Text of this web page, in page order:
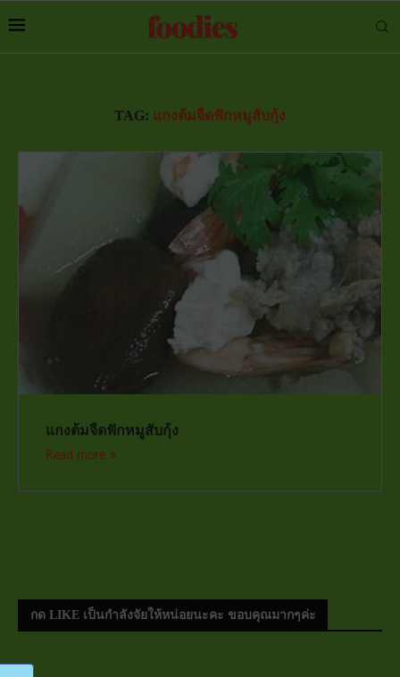
TAG: แกงต้มจืดฟักหมูสับกุ้ง
แกงต้มจืดฟักหมูสับกุ้ง
Read more
กด LIKE เป็นกำลังจัยให้หน่อยนะคะ ขอบคุณมากๆค่ะ